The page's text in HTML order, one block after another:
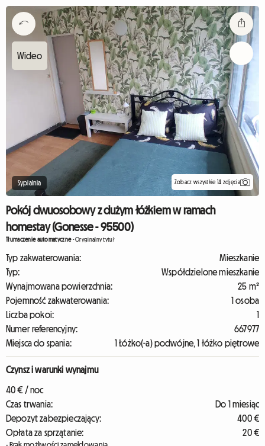
Sypialnia Zobacz wszystkie 14 zdjęcia
Pokój dwuosobowy z dużym łóżkiem w ramach
homestay (Gonesse - 95500)
Tłumaczenie automatyczne-Oryginalny tytuł
Typ zakwaterowania:
Mieszkanie
Typ:
Współdzielone mieszkanie
Wynajmowana powierzchnia:
25 m²
Pojemność zakwaterowania:
1 osoba
Liczba pokoi:
1
Numer referencyjny:
667977
Miejsca do spania:
1 Łóżko(-a) podwójne, 1 łóżko piętrowe
Czynsz i warunki wynajmu
40 € / noc
Czas trwania:
Do 1 miesiąc
Depozyt zabezpieczający:
400 €
Opłata za sprzątanie:
20 €